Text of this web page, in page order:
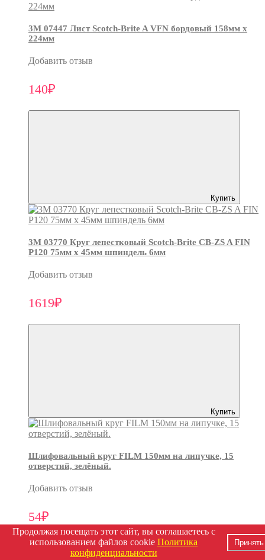
3М 07447 Лист Scotch-Brite A VFN бордовый 158мм х
224мм
Добавить отзыв
140₽
Купить
3М 03770 Круг лепестковый Scotch-Brite CB-ZS A FIN
P120 75мм х 45мм шпиндель 6мм
Добавить отзыв
1619₽
Купить
Шлифовальный круг FILM 150мм на липучке, 15
отверстий, зелёный.
Добавить отзыв
54₽
Продолжая посещать этот сайт, вы соглашаетесь с
использованием файлов cookie Политика
конфиденциальности
Принять